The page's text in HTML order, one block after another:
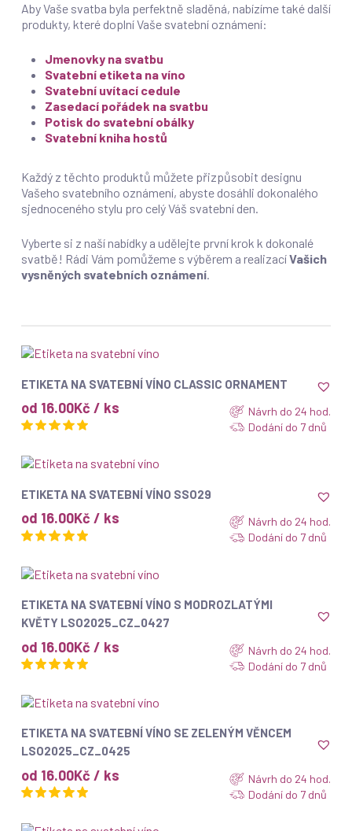
Aby Vaše svatba byla perfektně sladěná, nabízíme také další
produkty, které doplní Vaše svatební oznámení:
Jmenovky na svatbu
Svatební etiketa na víno
Svatební uvítací cedule
Zasedací pořádek na svatbu
Potisk do svatební obálky
Svatební kniha hostů
Každý z těchto produktů můžete přizpůsobit designu
Vašeho svatebního oznámení, abyste dosáhli dokonalého
sjednoceného stylu pro celý Váš svatební den.
Vyberte si z naší nabídky a udělejte první krok k dokonalé
svatbě! Rádi Vám pomůžeme s výběrem a realizacíVašich
vysněných svatebních oznámení.
ZOBRAZIT
ETIKETA NA SVATEBNÍ VÍNO CLASSIC ORNAMENT
od 16.00Kč / ks
Návrh do 24 hod.
Dodání do 7 dnů
ZOBRAZIT
ETIKETA NA SVATEBNÍ VÍNO SSO29
od 16.00Kč / ks
Návrh do 24 hod.
Dodání do 7 dnů
ZOBRAZIT
ETIKETA NA SVATEBNÍ VÍNO S MODROZLATÝMI
KVĚTY LSO2025_CZ_0427
od 16.00Kč / ks
Návrh do 24 hod.
Dodání do 7 dnů
ZOBRAZIT
ETIKETA NA SVATEBNÍ VÍNO SE ZELENÝM VĚNCEM
LSO2025_CZ_0425
od 16.00Kč / ks
Návrh do 24 hod.
Dodání do 7 dnů